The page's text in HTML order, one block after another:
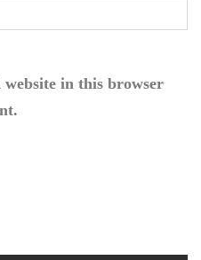
website in this browser